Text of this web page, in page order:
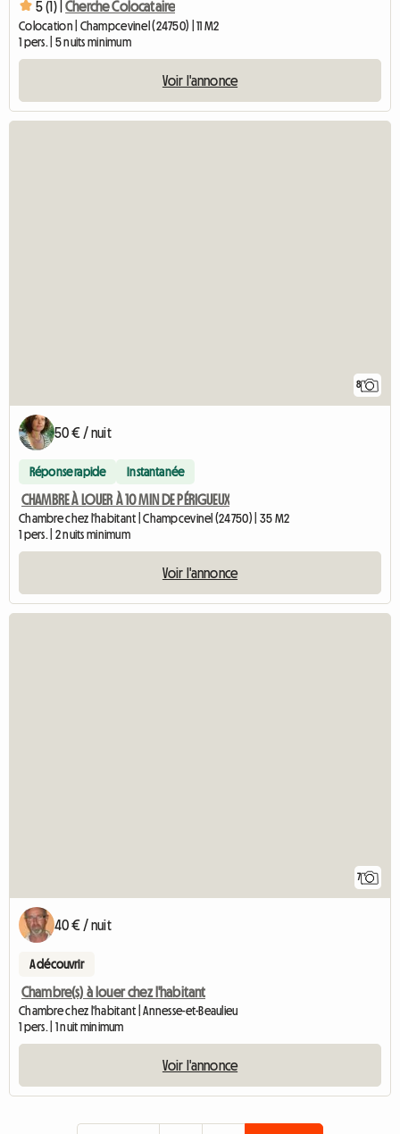
5 (1) | Cherche Colocataire
Colocation | Champcevinel (24750) | 11 M2
1 pers. | 5 nuits minimum
Voir l'annonce
8
50 € / nuit
Réponse rapide Instantanée
CHAMBRE À LOUER À 10 MIN DE PÉRIGUEUX
Chambre chez l'habitant | Champcevinel (24750) | 35 M2
1 pers. | 2 nuits minimum
Voir l'annonce
7
40 € / nuit
A découvrir
Chambre(s) à louer chez l'habitant
Chambre chez l'habitant | Annesse-et-Beaulieu
1 pers. | 1 nuit minimum
Voir l'annonce